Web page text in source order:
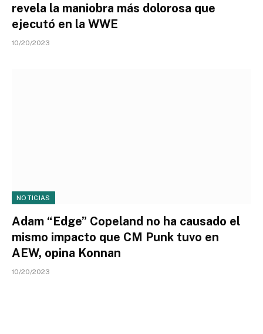
revela la maniobra más dolorosa que
ejecutó en la WWE
10/20/2023
NOTICIAS
Adam “Edge” Copeland no ha causado el
mismo impacto que CM Punk tuvo en
AEW, opina Konnan
10/20/2023